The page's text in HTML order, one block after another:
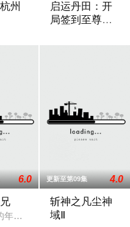
达到某种非凡成就，往往伴
州
启运丹田：开
局签到至尊丹
药费碰瓷，不料遇到不按
6.0
年轻人李长寿，意外重生在封
更新至第09集 4.0
斩神之凡尘神
域Ⅱ